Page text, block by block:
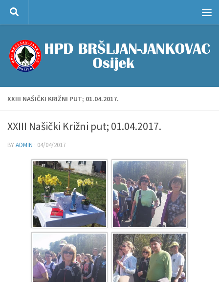
Skip to content
XXIII NAŠIČKI KRIŽNI PUT; 01.04.2017.
XXIII Našički Križni put; 01.04.2017.
BYADMIN · 04/04/2017